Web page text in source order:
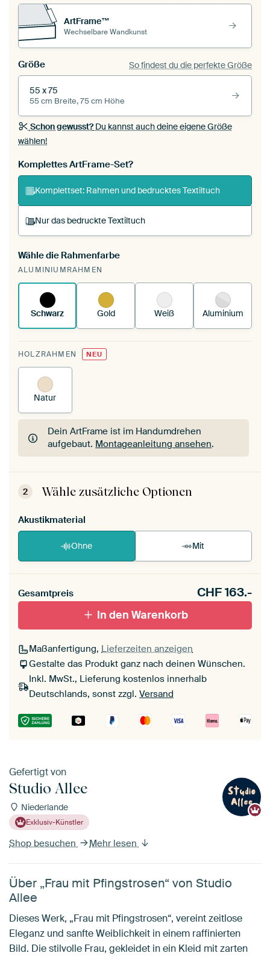
ArtFrame™
Wechselbare Wandkunst
Größe So findest du die perfekte Größe
55 x 75
55 cm Breite, 75 cm Höhe
Schon gewusst?Du kannst auch deine eigene Größe
wählen!
Komplettes ArtFrame-Set?
Komplettset: Rahmen und bedrucktes Textiltuch
Nur das bedruckte Textiltuch
Du spannst einen wechselbaren Textiltuch in
deinen vorhandenen ArtFrame™.
funktioniert es.
Wähle die Rahmenfarbe
ALUMINIUMRAHMEN
Schwarz Gold Weiß Aluminium
HOLZRAHMEN NEU
Natur
Dein ArtFrame ist im Handumdrehen
aufgebaut. Montageanleitung ansehen.
Dein ArtFrame ist im Handumdrehen
aufgebaut.Montageanleitung ansehen
2 Wähle zusätzliche Optionen
Akustikmaterial
Ohne Mit
Gesamtpreis CHF163.-
In den Warenkorb
Maßanfertigung, Lieferzeiten anzeigen
Gestalte das Produkt ganz nach deinen Wünschen.
Inkl. MwSt., Lieferung kostenlos innerhalb
Deutschlands, sonst zzgl. Versand
Gefertigt von
Studio Allee
Niederlande
Exklusiv-Künstler
Shop besuchen Mehr lesen
Über „Frau mit Pfingstrosen“ von Studio
Allee
Dieses Werk, „Frau mit Pfingstrosen“, vereint zeitlose
Eleganz und sanfte Weiblichkeit in einem raffinierten
Bild. Die stilvolle Frau, gekleidet in ein Kleid mit zarten